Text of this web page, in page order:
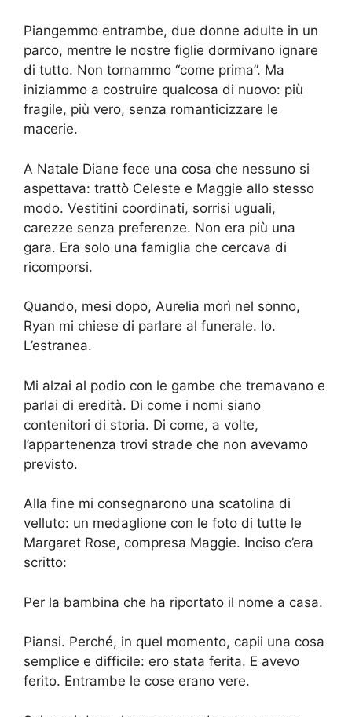
Piangemmo entrambe, due donne adulte in un
parco, mentre le nostre figlie dormivano ignare
di tutto. Non tornammo “come prima”. Ma
iniziammo a costruire qualcosa di nuovo: più
fragile, più vero, senza romanticizzare le
macerie.
A Natale Diane fece una cosa che nessuno si
aspettava: trattò Celeste e Maggie allo stesso
modo. Vestitini coordinati, sorrisi uguali,
carezze senza preferenze. Non era più una
gara. Era solo una famiglia che cercava di
ricomporsi.
Quando, mesi dopo, Aurelia morì nel sonno,
Ryan mi chiese di parlare al funerale. Io.
L’estranea.
Mi alzai al podio con le gambe che tremavano e
parlai di eredità. Di come i nomi siano
contenitori di storia. Di come, a volte,
l’appartenenza trovi strade che non avevamo
previsto.
Alla fine mi consegnarono una scatolina di
velluto: un medaglione con le foto di tutte le
Margaret Rose, compresa Maggie. Inciso c’era
scritto:
Per la bambina che ha riportato il nome a casa.
Piansi. Perché, in quel momento, capii una cosa
semplice e difficile: ero stata ferita. E avevo
ferito. Entrambe le cose erano vere.